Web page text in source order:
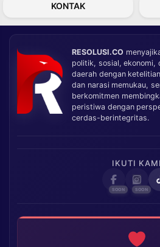
KONTAK
RESOLUSI.CO
politik, sosial, ekonomi,
daerah dengan
dan narasi memukau,
berkomitmen
peristiwa dengan
cerdas-berintegritas.
IKUTI KAMI